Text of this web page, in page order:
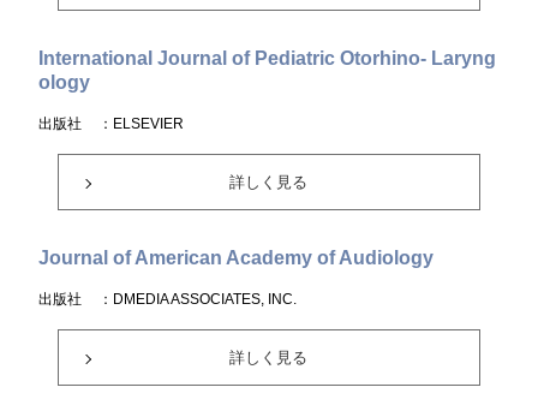
International Journal of Pediatric Otorhino- Laryng
ology
出版社 ：ELSEVIER
詳しく見る
Journal of American Academy of Audiology
出版社 ：DMEDIA ASSOCIATES, INC.
詳しく見る